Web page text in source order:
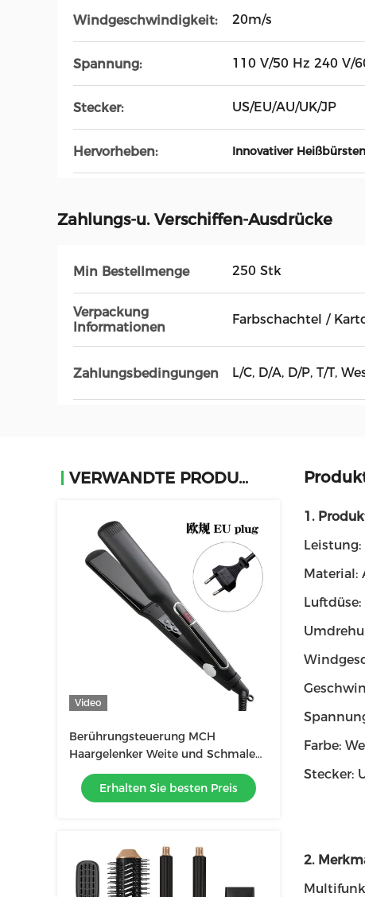
Windgeschwindigkeit: 20m/s
Spannung: 110 V/50 Hz 240 V/
Stecker: US/EU/AU/UK/JP
Hervorheben: Innovativer
Zahlungs-u. Verschiffen-Ausdrücke
Min Bestellmenge 250 Stk
Verpackung
Informationen
Farbschachtel /
Zahlungsbedingungen L/C, D/A, D/P, T/T,
VERWANDTE PRODUKTE
Video
Berührungsteuerung MCH
Haargelenker Weite und Schmale
Mehrfachgrößen-LCD-Bildschirm
Erhalten Sie besten Preis
1.
Material:
Luftdüse:
Farbe:
Stecker:
2.